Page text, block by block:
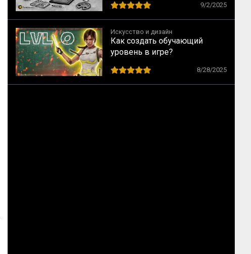
9/2/2025
Искусство и дизайн
Как создать обучающий
уровень в игре?
8/28/2025